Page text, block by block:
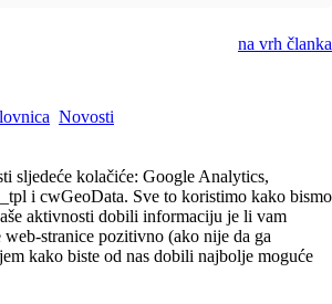
na vrh članka
Novosti
sljedeće kolačiće: Google Analytics,
i cwGeoData. Sve to koristimo kako bismo
aktivnosti dobili informaciju je li vam
web-stranice pozitivno (ako nije da ga
kako biste od nas dobili najbolje moguće